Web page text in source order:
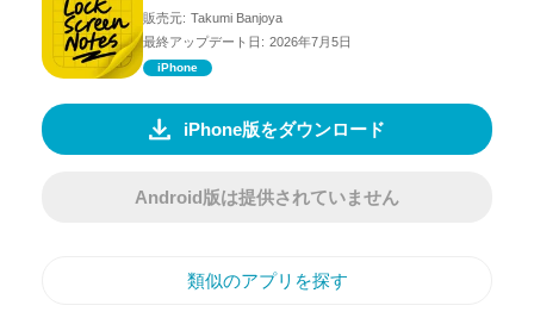
販売元: Takumi Banjoya
最終アップデート日: 2026年7月5日
iPhone
iPhone版をダウンロード
Android版は提供されていません
類似のアプリを探す